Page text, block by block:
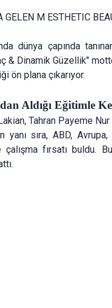
dünya çapında
& Dinamik Güzellik"
ön plana çıkarıyor.
Aldığı Eğitimle
Tahran Payeme
yanı sıra, ABD,
fırsatı buldu.